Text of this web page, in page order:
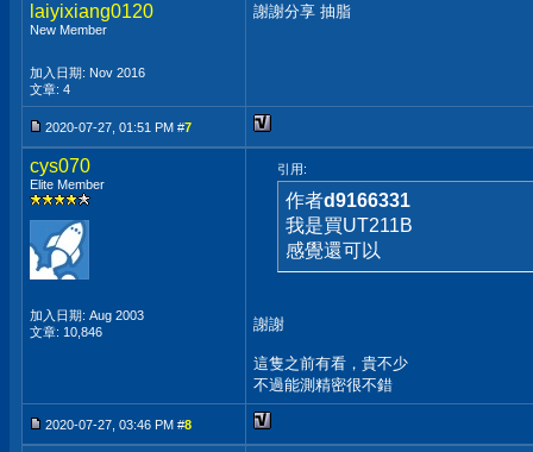
laiyixiang0120
New Member
加入日期: Nov 2016
文章: 4
謝謝分享 抽脂
2020-07-27, 01:51 PM #7
cys070
Elite Member
加入日期: Aug 2003
文章: 10,846
引用:
作者d9166331
我是買UT211B
感覺還可以
謝謝
這隻之前有看，貴不少
不過能測精密很不錯
2020-07-27, 03:46 PM #8